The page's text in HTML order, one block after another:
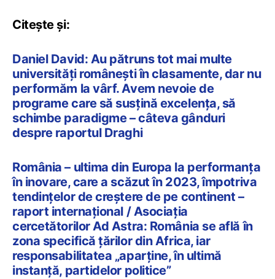
Citește și:
Daniel David: Au pătruns tot mai multe
universități românești în clasamente, dar nu
performăm la vârf. Avem nevoie de
programe care să susțină excelența, să
schimbe paradigme – câteva gânduri
despre raportul Draghi
România – ultima din Europa la performanța
în inovare, care a scăzut în 2023, împotriva
tendințelor de creștere de pe continent –
raport internațional / Asociația
cercetătorilor Ad Astra: România se află în
zona specifică țărilor din Africa, iar
responsabilitatea „aparține, în ultimă
instanță, partidelor politice”